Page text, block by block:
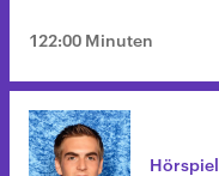
122:00 Minuten